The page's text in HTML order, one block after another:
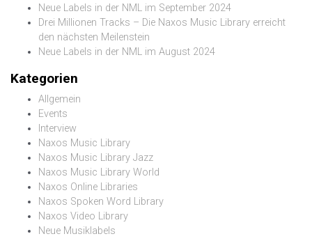
Neue Labels in der NML im September 2024
Drei Millionen Tracks – Die Naxos Music Library erreicht
den nächsten Meilenstein
Neue Labels in der NML im August 2024
Kategorien
Allgemein
Events
Interview
Naxos Music Library
Naxos Music Library Jazz
Naxos Music Library World
Naxos Online Libraries
Naxos Spoken Word Library
Naxos Video Library
Neue Musiklabels